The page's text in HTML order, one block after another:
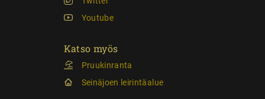
Youtube
Katso myös
Pruukinranta
Seinäjoen leirintäalue